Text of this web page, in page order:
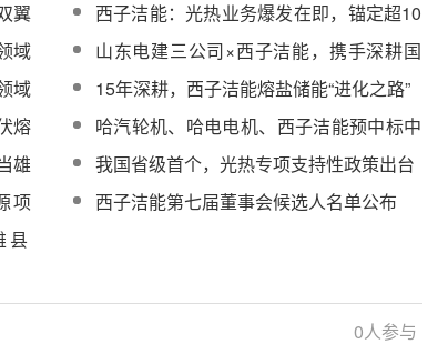
计划与订单数据
翼
西子洁能：光热业务爆发在即，锚定超10
亿订单长期目标
域
拟
山东电建三公司×西子洁能，携手深耕国
际市场，为全球能源绿色低碳转型贡献合
力
域
15年深耕，西子洁能熔盐储能“进化之路”
熔
哈汽轮机、哈电电机、西子洁能预中标中
能建当雄县100MW光热项目主机设备采
购
雄
目
我国省级首个，光热专项支持性政策出台
项
西子洁能第七届董事会候选人名单公布
县
0人参与